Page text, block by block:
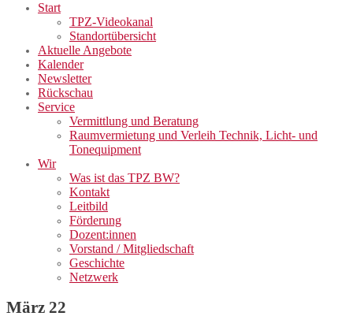
Start
TPZ-Videokanal
Standortübersicht
Aktuelle Angebote
Kalender
Newsletter
Rückschau
Service
Vermittlung und Beratung
Raumvermietung und Verleih Technik, Licht- und
Tonequipment
Wir
Was ist das TPZ BW?
Kontakt
Leitbild
Förderung
Dozent:innen
Vorstand / Mitgliedschaft
Geschichte
Netzwerk
März 22